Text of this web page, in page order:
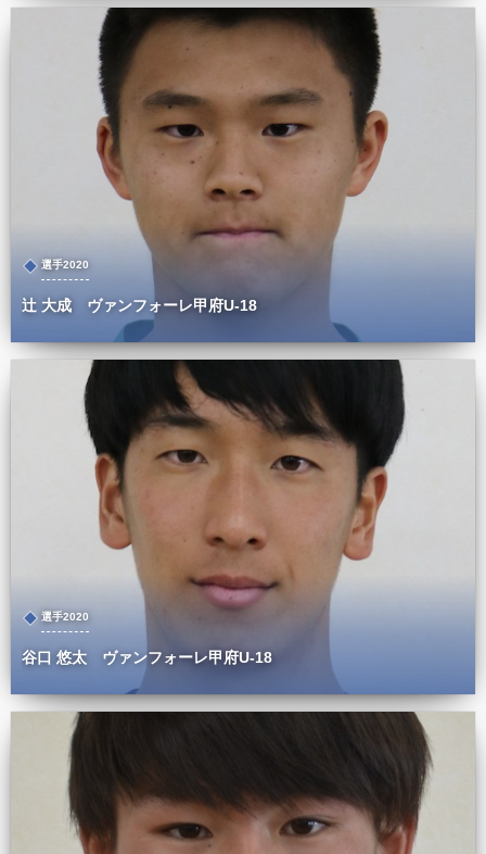
選手2020
辻 大成 ヴァンフォーレ甲府U-18
選手2020
谷口 悠太 ヴァンフォーレ甲府U-18